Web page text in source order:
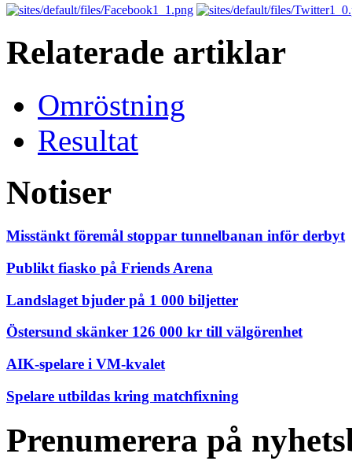
Relaterade artiklar
Omröstning
Resultat
Notiser
Misstänkt föremål stoppar tunnelbanan inför derbyt
Publikt fiasko på Friends Arena
Landslaget bjuder på 1 000 biljetter
Östersund skänker 126 000 kr till välgörenhet
AIK-spelare i VM-kvalet
Spelare utbildas kring matchfixning
Prenumerera på